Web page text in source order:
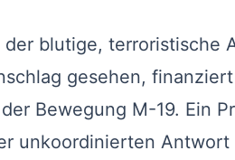
blutige, terroristische
gesehen,
Bewegung M-19. Ein
unkoordinierten Antwort